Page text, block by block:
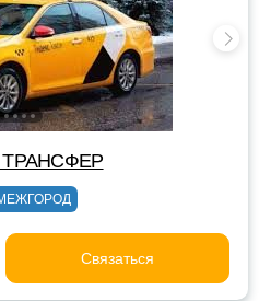
ТРАНСФЕР
Связаться